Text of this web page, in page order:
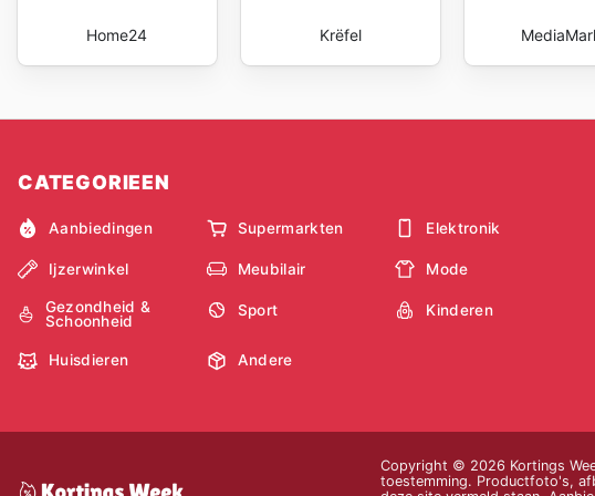
Home24 Krëfel
CATEGORIEEN
Aanbiedingen Supermarkten Elektronik
Ijzerwinkel Meubilair Mode
Gezondheid &
Schoonheid
Sport Kinderen
Huisdieren Andere
Copyright © 2026 Kortings
toestemming. Productfoto's,